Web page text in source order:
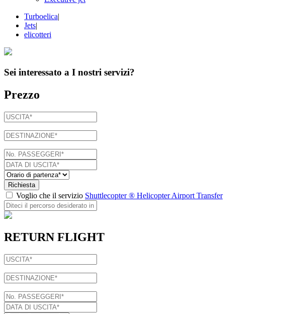
Turboelica|
Jets|
elicotteri
Sei interessato a I nostri servizi?
Prezzo
Richiesta
Voglio che il servizio Shuttlecopter ® Helicopter Airport Transfer
RETURN FLIGHT